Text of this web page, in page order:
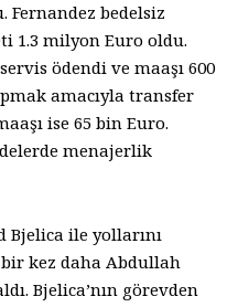
bedelsiz
1.3 milyon Euro oldu.
ödendi ve maaşı 600
amacıyla transfer
ise 65 bin Euro.
menajerlik
ile yollarını
bir kez daha Abdullah
Bjelica’nın görevden